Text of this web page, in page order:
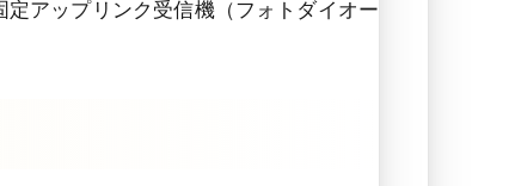
アップリンク受信機（フォトダイオー